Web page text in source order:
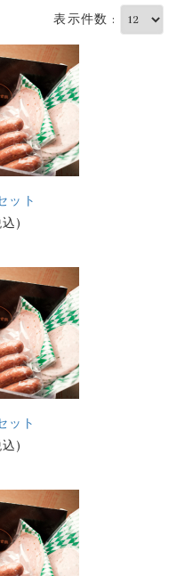
表示件数 :
ット
)
ット
)